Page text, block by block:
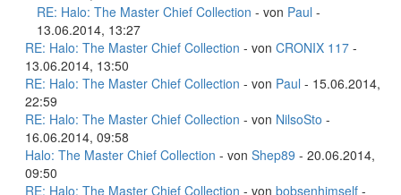
RE: Halo: The Master Chief Collection - von Paul -
13.06.2014, 13:27
RE: Halo: The Master Chief Collection - von CRONIX 117 -
13.06.2014, 13:50
RE: Halo: The Master Chief Collection - von Paul - 15.06.2014,
22:59
RE: Halo: The Master Chief Collection - von NilsoSto -
16.06.2014, 09:58
Halo: The Master Chief Collection - von Shep89 - 20.06.2014,
09:50
RE: Halo: The Master Chief Collection - von bobsenhimself -